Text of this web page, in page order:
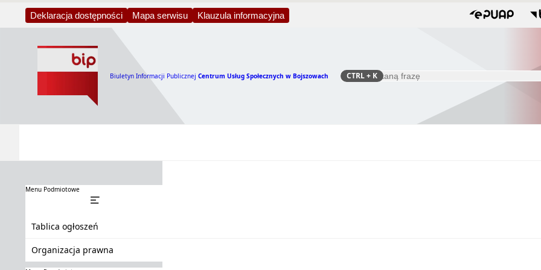
Deklaracja dostępności Mapa serwisu Klauzula informacyjna
Biuletyn Informacji Publicznej Centrum Usług Społecznych w Bojszowach
Biuletyn Informacji Publicznej Centrum Usług Społecznych w Bojszowach Szukaj
CTRL+ K
Menu Podmiotowe
Tablica ogłoszeń
Organizacja prawna